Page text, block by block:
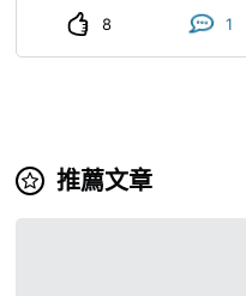
8 1
推薦文章